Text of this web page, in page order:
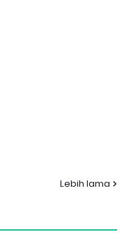
Lebih lama